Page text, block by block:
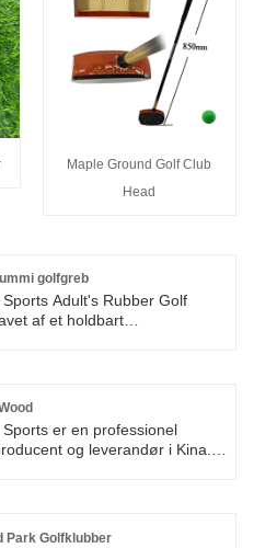
Maple Ground Golf Club
Head
golfgreb
Adult's Rubber Golf
af et holdbart
er en professionel
og leverandør i Kina.
denne 3 Fairway Wood er
Park Golfklubber